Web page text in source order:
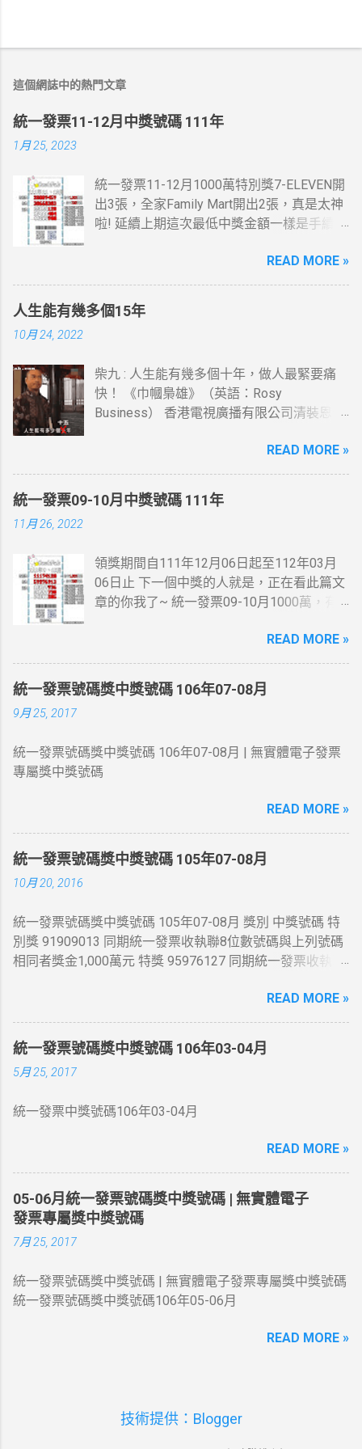
這個網誌中的熱門文章
統一發票11-12月中獎號碼 111年
1月 25, 2023
統一發票11-12月1000萬特別獎7-ELEVEN開
出3張，全家Family Mart開出2張，真是太神
啦! 延續上期這次最低中獎金額一樣是手續
萬特獎7-ELEVEN跟全家Family Mar又有貢獻
了，這些地方我都有去， 最幸運的人是花20
元停車費就中了。 桃園市蘆竹區中獎機率感
覺挺高的，想當年也在那住過幾年....
READ MORE »
人生能有幾多個15年
10月 24, 2022
柴九 : 人生能有幾多個十年，做人最緊要痛
快！ 《巾幗梟雄》（英語：Rosy
Business） 香港電視廣播有限公司清裝恩仇
祥(柴九)領銜主演，監製李添勝。 此劇為
2009無綫節目巡禮劇集及2009無綫節目精選
第一季劇集之一。
READ MORE »
統一發票09-10月中獎號碼 111年
11月 26, 2022
領獎期間自111年12月06日起至112年03月
06日止 下一個中獎的人就是，正在看此篇文
章的你我了~ 統一發票09-10月1000萬，有
運的人在7-11繳費收的手續費10元~READ MORE »
統一發票號碼獎中獎號碼 106年07-08月
9月 25, 2017
統一發票號碼獎中獎號碼 106年07-08月 | 無實體電子發票
專屬獎中獎號碼
READ MORE »
統一發票號碼獎中獎號碼 105年07-08月
10月 20, 2016
統一發票號碼獎中獎號碼 105年07-08月 獎別 中獎號碼 特
別獎 91909013 同期統一發票收執聯8位數號碼與上列號碼
相同者獎金1,000萬元 特獎 95976127 同期統一發票收執聯
、 41876525 、 86331065 同期統一發票收執聯8位數號碼
與上列號碼相同者獎金20萬元 二獎 同期統一發票收執聯末
7 位數號碼與頭獎中獎號碼末7 位相同者各得獎金4 萬元 三
獎 同期統一發票收執聯末6 位數號碼與頭獎中獎號碼末6 位
相同者各得獎金1 萬元 四獎 同期統一發票收執聯末5 位數
期統一發票收執聯末4 位數號碼與頭獎中獎號碼末4 位相同
與頭獎中獎號碼末3 位相同者各得獎金 2 百元 增開六獎
352 、 672 、 731 、 214 同期統一發票收執聯末3 位數號
碼與上列號碼相同者各得獎金 2 百元 領獎期間自105年10
月06日起至106年01月05日止
READ MORE »
統一發票號碼獎中獎號碼 106年03-04月
5月 25, 2017
統一發票中獎號碼106年03-04月
READ MORE »
05-06月統一發票號碼獎中獎號碼 | 無實體電子
發票專屬獎中獎號碼
7月 25, 2017
統一發票號碼獎中獎號碼 | 無實體電子發票專屬獎中獎號碼
統一發票號碼獎中獎號碼106年05-06月
READ MORE »
技術提供：Blogger